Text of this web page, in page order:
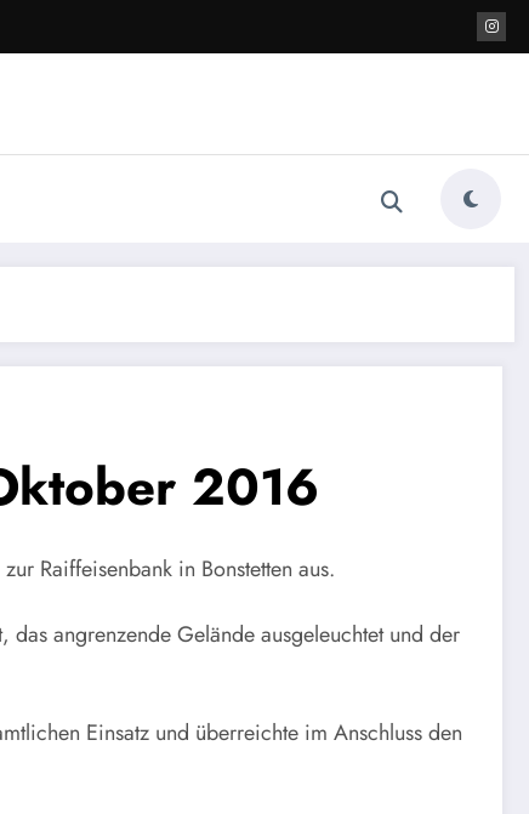
2016
Raiffeisenbank in Bonstetten aus.
angrenzende Gelände ausgeleuchtet und der
Einsatz und überreichte im Anschluss den